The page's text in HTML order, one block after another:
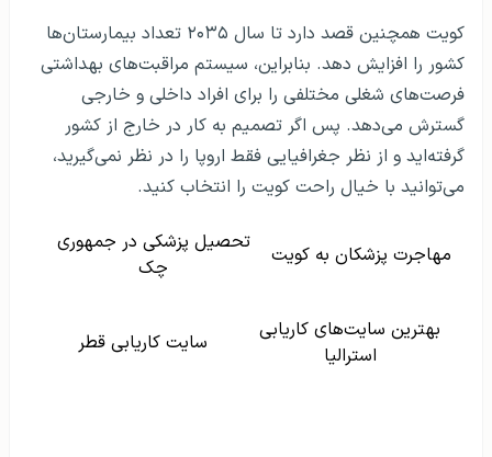
کویت همچنین قصد دارد تا سال ۲۰۳۵ تعداد بیمارستان‌ها
کشور را افزایش دهد. بنابراین، سیستم مراقبت‌های بهداشتی
فرصت‌های شغلی مختلفی را برای افراد داخلی و خارجی
گسترش می‌دهد. پس اگر تصمیم به کار در خارج از کشور
گرفته‌اید و از نظر جغرافیایی فقط اروپا را در نظر نمی‌گیرید،
می‌توانید با خیال راحت کویت را انتخاب کنید.
مهاجرت پزشکان به کویت
تحصیل پزشکی در جمهوری
چک
بهترین سایت‌های کاریابی
استرالیا
سایت کاریابی قطر